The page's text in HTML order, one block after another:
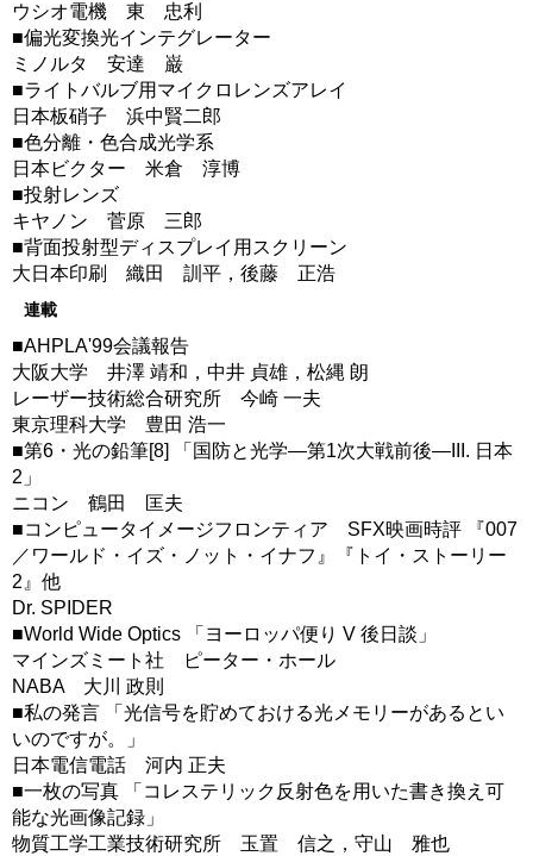
ウシオ電機 東 忠利
■偏光変換光インテグレーター
ミノルタ 安達 巌
■ライトバルブ用マイクロレンズアレイ
日本板硝子 浜中賢二郎
■色分離・色合成光学系
日本ビクター 米倉 淳博
■投射レンズ
キヤノン 菅原 三郎
■背面投射型ディスプレイ用スクリーン
大日本印刷 織田 訓平，後藤 正浩
連載
■AHPLA'99会議報告
大阪大学 井澤 靖和，中井 貞雄，松縄 朗
レーザー技術総合研究所 今崎 一夫
東京理科大学 豊田 浩一
■第6・光の鉛筆[8] 「国防と光学―第1次大戦前後―III. 日本
2」
ニコン 鶴田 匡夫
■コンピュータイメージフロンティア SFX映画時評 『007
／ワールド・イズ・ノット・イナフ』『トイ・ストーリー
2』他
Dr. SPIDER
■World Wide Optics 「ヨーロッパ便り V 後日談」
マインズミート社 ピーター・ホール
NABA 大川 政則
■私の発言 「光信号を貯めておける光メモリーがあるとい
いのですが。」
日本電信電話 河内 正夫
■一枚の写真 「コレステリック反射色を用いた書き換え可
能な光画像記録」
物質工学工業技術研究所 玉置 信之，守山 雅也